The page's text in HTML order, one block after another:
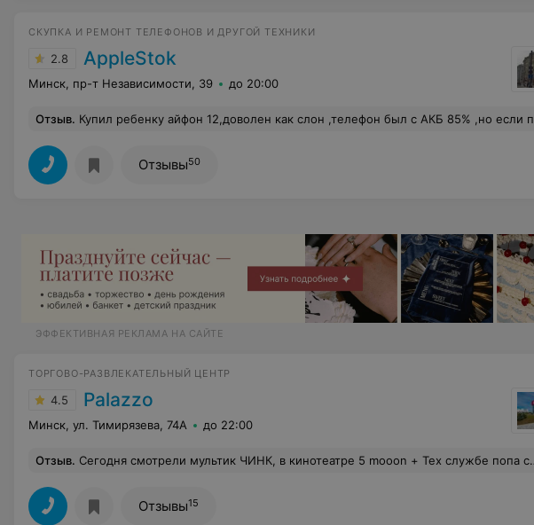
СКУПКА И РЕМОНТ ТЕЛЕФОНОВ И ДРУГОЙ ТЕХНИКИ
2.8 AppleStok
Минск, пр-т Независимости, 39 до 20:00
Отзыв. Купил ребенку айфон 12,доволен как слон ,телефон был с АКБ 85% ,но если покупаешь у них телефон то в течении года скидка 50% на замену аккума,в итоге немного добавили и считай новый телефон за адекватные деньги,очень давольно ,придем еще
Отзывы50
ЭФФЕКТИВНАЯ РЕКЛАМА НА САЙТЕ
ТОРГОВО-РАЗВЛЕКАТЕЛЬНЫЙ ЦЕНТР
4.5 Palazzo
Минск, ул. Тимирязева, 74А до 22:00
Отзыв. Сегодня смотрели мультик ЧИНК, в кинотеатре 5 mooon + Тех службе попа срочно наладит уровень громкости, речь но перебор по шуму. Очень громко по сравнению с другими кинотеатрами. К концу фильма ребенка тошнило, болела голова от шума, так же у меня, голова раскалывалась. Очень громко настроены колонки!
Отзывы15